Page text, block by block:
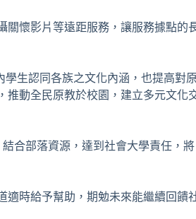
懷影片等遠距服務，讓服務據點
生認同各族之文化內涵，也提高對
動全民原教於校園，建立多元文化
合部落資源，達到社會大學責任，
時給予幫助，期勉未來能繼續回